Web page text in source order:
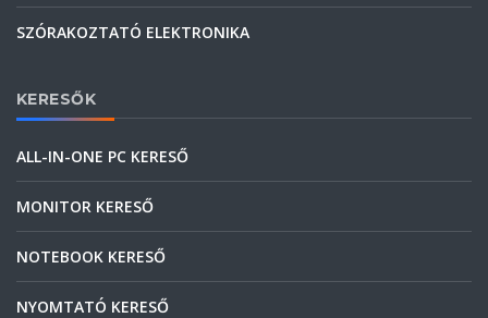
SZÓRAKOZTATÓ ELEKTRONIKA
KERESŐK
ALL-IN-ONE PC KERESŐ
MONITOR KERESŐ
NOTEBOOK KERESŐ
NYOMTATÓ KERESŐ